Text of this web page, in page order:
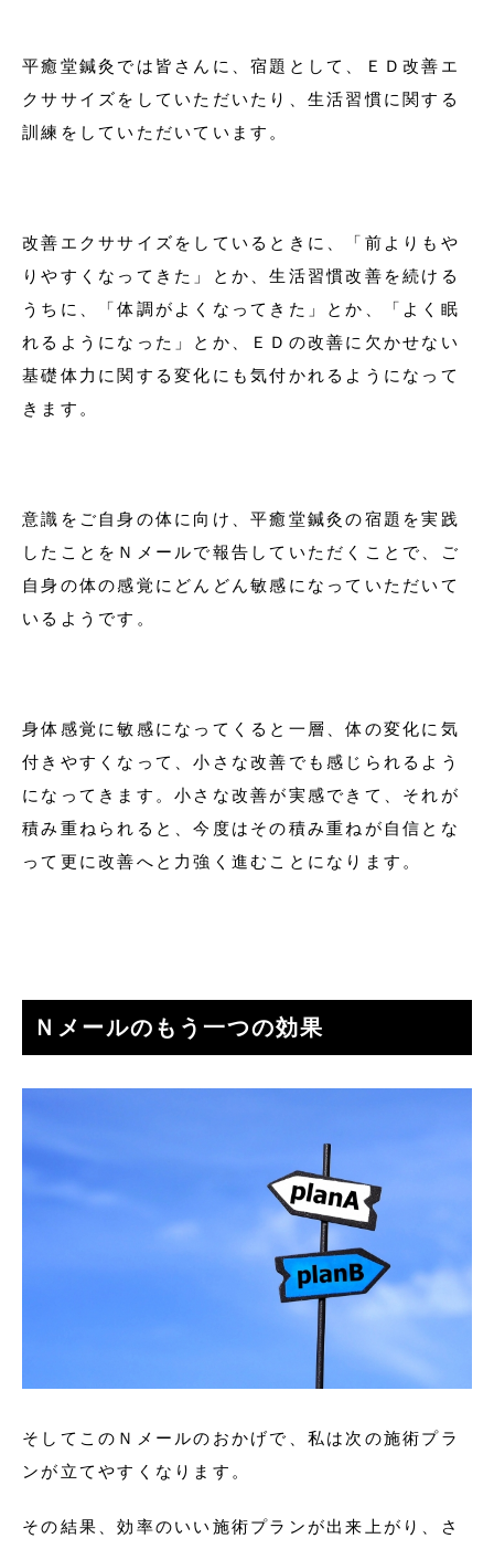
平癒堂鍼灸では皆さんに、宿題として、ＥＤ改善エ
クササイズをしていただいたり、生活習慣に関する
訓練をしていただいています。
改善エクササイズをしているときに、「前よりもや
りやすくなってきた」とか、生活習慣改善を続ける
うちに、「体調がよくなってきた」とか、「よく眠
れるようになった」とか、ＥＤの改善に欠かせない
基礎体力に関する変化にも気付かれるようになって
きます。
意識をご自身の体に向け、平癒堂鍼灸の宿題を実践
したことをＮメールで報告していただくことで、ご
自身の体の感覚にどんどん敏感になっていただいて
いるようです。
身体感覚に敏感になってくると一層、体の変化に気
付きやすくなって、小さな改善でも感じられるよう
になってきます。小さな改善が実感できて、それが
積み重ねられると、今度はその積み重ねが自信とな
って更に改善へと力強く進むことになります。
Ｎメールのもう一つの効果
そしてこのＮメールのおかげで、私は次の施術プラ
ンが立てやすくなります。
その結果、効率のいい施術プランが出来上がり、さ